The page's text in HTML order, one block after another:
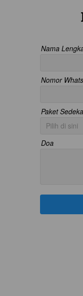
Nama
Nomor
Paket
Pilih di sini
Doa